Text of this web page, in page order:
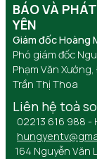
BÁO VÀ
YÊN
Giám đốc Hoàng
Phó giám đốc
Phạm Văn
Trần Thị Thoa
Liên hệ toà
02213 616 988
164 Nguyễn Văn